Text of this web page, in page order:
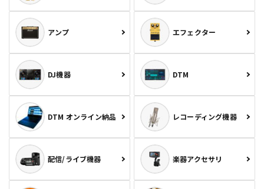
アンプ エフェクター
DJ機器 DTM
DTM オンライン納品 レコーディング機器
配信/ライブ機器 楽器アクセサリ